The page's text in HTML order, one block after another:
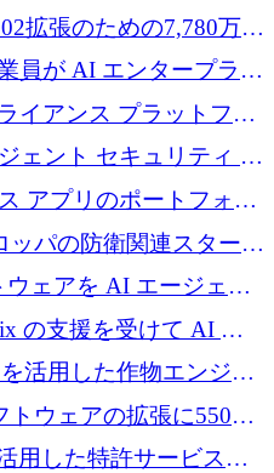
レシード資金を確保
拡張のための7,780万ユ
ージを獲得
員が AI エンタープライ
に 6,000 万ドル
イアンス プラットフォ
シリーズ A で 1,250 万
ェント セキュリティ プ
に 2,000 万ドルを調達
アプリのポートフォリ
リーズ A で 1,300 万ド
ッパの防衛関連スタート
援するために 5,000 万
ウェアを AI エージェン
万ドルを調達
の支援を受けて AI 求
るために 100 万ユーロ
活用した作物エンジニ
めに 970 万ユーロを調
トウェアの拡張に550万
用した特許サービスを